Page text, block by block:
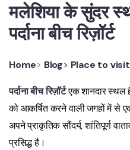
मलेशिया के सुंदर
पर्दाना बीच रिज़ॉर्ट
Home> Blog> Place to visit
पर्दाना बीच रिज़ॉर्टएक शानदार स्थल
को आकर्षित करने वाली जगहों में से
अपने प्राकृतिक सौंदर्य, शांतिपूर्ण
प्रसिद्ध है।